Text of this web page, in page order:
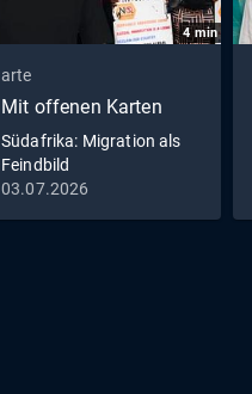
4min
arte
Mit offenen Karten
Südafrika: Migration als
Feindbild
03.07.2026